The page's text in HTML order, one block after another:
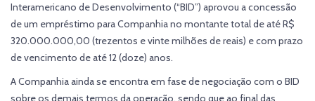
Interamericano de Desenvolvimento (“BID”) aprovou a concessão
de um empréstimo para Companhia no montante total de até R$
320.000.000,00 (trezentos e vinte milhões de reais) e com prazo
de vencimento de até 12 (doze) anos.
A Companhia ainda se encontra em fase de negociação com o BID
sobre os demais termos da operação, sendo que ao final das